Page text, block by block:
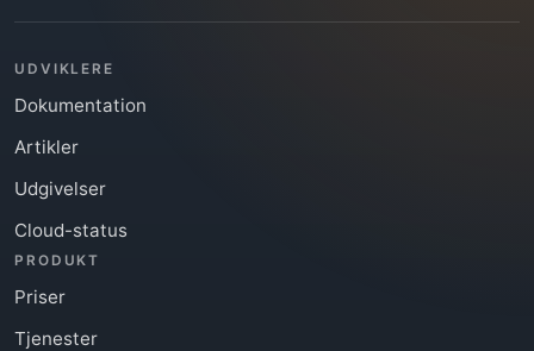
UDVIKLERE
Dokumentation
Artikler
Udgivelser
Cloud-status
PRODUKT
Priser
Tjenester